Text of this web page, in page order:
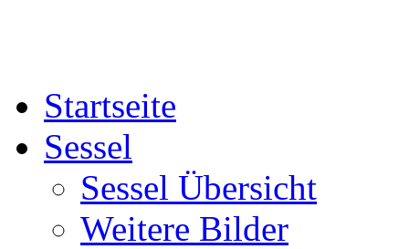
Startseite
Sessel
Sessel Übersicht
Weitere Bilder